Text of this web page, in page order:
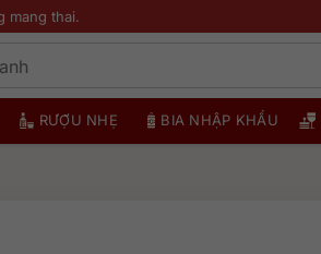
mang thai.
RƯỢU NHẸ BIA NHẬP KHẨU